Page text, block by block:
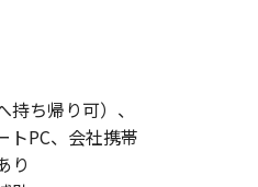
持ち帰り可）、
トPC、会社携帯
り